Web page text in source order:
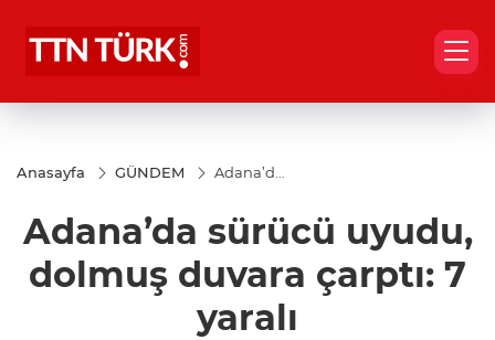
Anasayfa GÜNDEM
Adana’da
dolmuş
duvara
yaralı
Adana’da sürücü uyudu,
dolmuş duvara çarptı: 7
yaralı